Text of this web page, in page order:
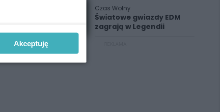
Czas Wolny
Światowe gwiazdy EDM
zagrają w Legendii
Akceptuję